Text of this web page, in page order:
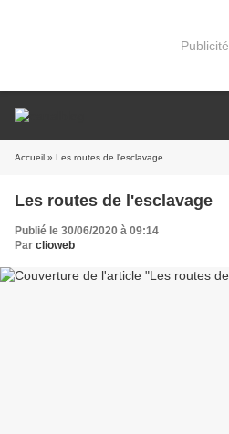
Publicité
Accueil » Les routes de l'esclavage
Les routes de l'esclavage
Publié le 30/06/2020 à 09:14
Par clioweb